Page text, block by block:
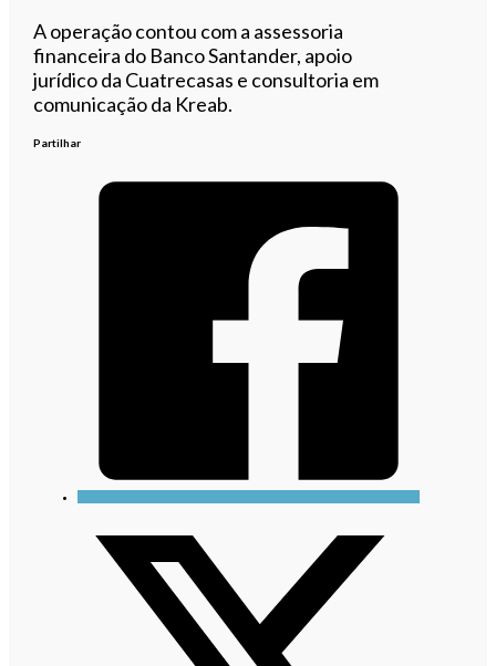
A operação contou com a assessoria
financeira do Banco Santander, apoio
jurídico da Cuatrecasas e consultoria em
comunicação da Kreab.
Partilhar